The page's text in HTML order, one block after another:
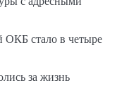
ОКБ стало в четыре
за жизнь